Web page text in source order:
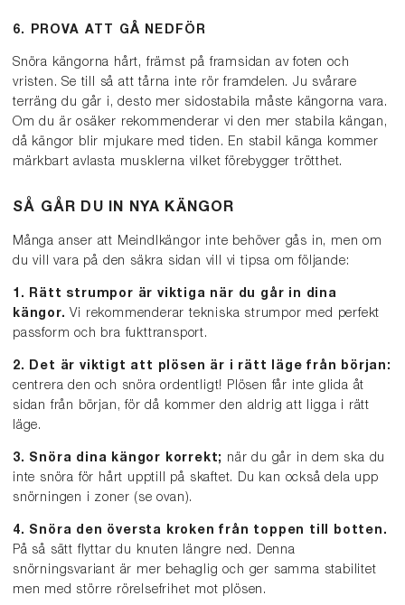
6. PROVA ATT GÅ NEDFÖR
Snöra kängorna hårt, främst på framsidan av foten och
vristen. Se till så att tårna inte rör framdelen. Ju svårare
terräng du går i, desto mer sidostabila måste kängorna vara.
Om du är osäker rekommenderar vi den mer stabila kängan,
då kängor blir mjukare med tiden. En stabil känga kommer
märkbart avlasta musklerna vilket förebygger trötthet.
SÅ GÅR DU IN NYA KÄNGOR
Många anser att Meindlkängor inte behöver gås in, men om
du vill vara på den säkra sidan vill vi tipsa om följande:
1. Rätt strumpor är viktiga när du går in dina
kängor. Vi rekommenderar tekniska strumpor med perfekt
passform och bra fukttransport.
2. Det är viktigt att plösen är i rätt läge från början:
centrera den och snöra ordentligt! Plösen får inte glida åt
sidan från början, för då kommer den aldrig att ligga i rätt
läge.
3. Snöra dina kängor korrekt; när du går in dem ska du
inte snöra för hårt upptill på skaftet. Du kan också dela upp
snörningen i zoner (se ovan).
4. Snöra den översta kroken från toppen till botten.
På så sätt flyttar du knuten längre ned. Denna
snörningsvariant är mer behaglig och ger samma stabilitet
men med större rörelsefrihet mot plösen.